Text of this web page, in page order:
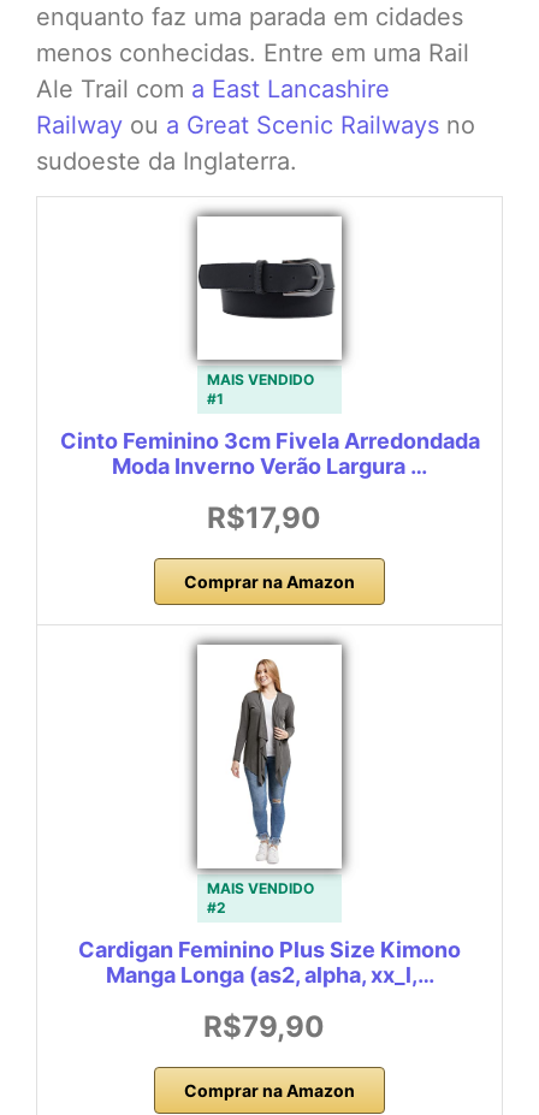
enquanto faz uma parada em cidades
menos conhecidas. Entre em uma Rail
Ale Trail com a East Lancashire
Railway ou a Great Scenic Railways no
sudoeste da Inglaterra.
MAIS VENDIDO
#1
Cinto Feminino 3cm Fivela Arredondada
Moda Inverno Verão Largura …
R$17,90
Comprar na Amazon
MAIS VENDIDO
#2
Cardigan Feminino Plus Size Kimono
Manga Longa (as2, alpha, xx_l,…
R$79,90
Comprar na Amazon